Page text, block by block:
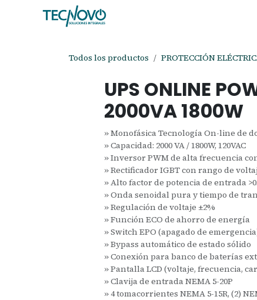
Todos los productos PROTECCIÓN
UPS ONLINE
2000VA 1800W
» Monofásica Tecnología On-line de
» Capacidad: 2000 VA / 1800W, 120VAC
» Inversor PWM de alta frecuencia
» Rectificador IGBT con rango de
» Alto factor de potencia de entrada
» Onda senoidal pura y tiempo de
» Regulación de voltaje ±2%
» Función ECO de ahorro de energía
» Switch EPO (apagado de
» Bypass automático de estado sólido
» Conexión para banco de baterías
» Pantalla LCD (voltaje, frecuencia,
» Clavija de entrada NEMA 5-20P
» 4 tomacorrientes NEMA 5-15R, (2)